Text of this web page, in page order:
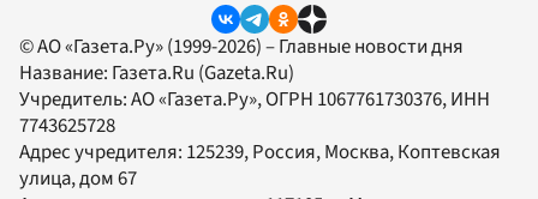
© АО «Газета.Ру» (1999-2026) – Главные новости дня
Название: Газета.Ru (Gazeta.Ru)
Учредитель:АО «Газета.Ру», ОГРН 1067761730376, ИНН
7743625728
Адрес учредителя: 125239, Россия, Москва, Коптевская
улица, дом 67